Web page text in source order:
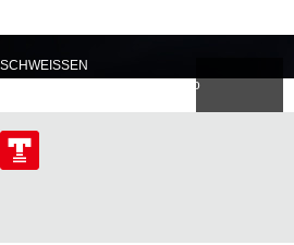
SCHWEISSEN
Italiano